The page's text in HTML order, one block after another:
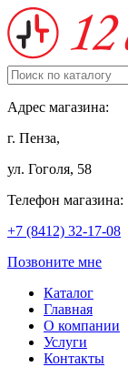
Адрес магазина:
г. Пенза,
ул. Гоголя, 58
Телефон магазина:
+7 (8412) 32-17-08
Позвоните мне
Каталог
Главная
О компании
Услуги
Контакты